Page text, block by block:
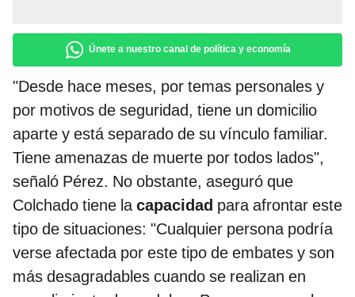
Únete a nuestro canal de política y economía
"Desde hace meses, por temas personales y
por motivos de seguridad, tiene un domicilio
aparte y está separado de su vínculo familiar.
Tiene amenazas de muerte por todos lados",
señaló Pérez. No obstante, aseguró que
Colchado tiene lacapacidad para afrontar este
tipo de situaciones: "Cualquier persona podría
verse afectada por este tipo de embates y son
más desagradables cuando se realizan en